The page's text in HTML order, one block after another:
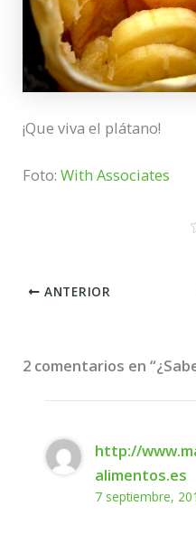
¡Que viva el plátano!
Foto:With Associates
ANTERIOR
2 comentarios en
http://
alimentos.es
7 septiembre,